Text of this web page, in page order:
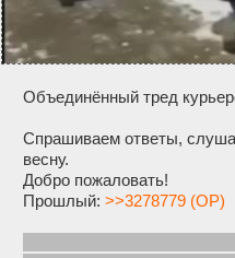
Объединённый тред
Спрашиваем ответы,
весну.
Добро пожаловать!
Прошлый: >>3278779 (OP)